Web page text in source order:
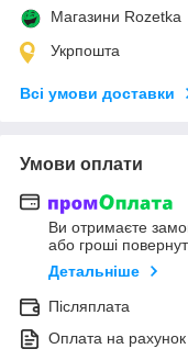
Магазини Rozetka
Укрпошта
Всі умови доставки
Умови оплати
Ви отримаєте
або гроші
Детальніше
Післяплата
Оплата на рахунок